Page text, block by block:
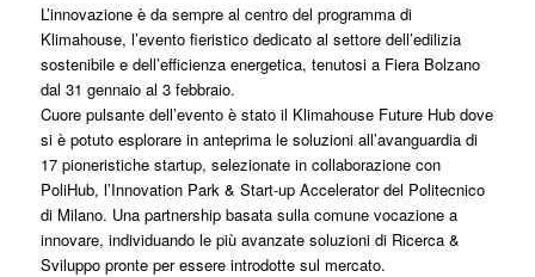
L’innovazione è da sempre al centro del programma di
Klimahouse, l’evento fieristico dedicato al settore dell’edilizia
sostenibile e dell’efficienza energetica, tenutosi a Fiera Bolzano
dal 31 gennaio al 3 febbraio.
Cuore pulsante dell’evento è stato il Klimahouse Future Hub dove
si è potuto esplorare in anteprima le soluzioni all’avanguardia di
17 pioneristiche startup, selezionate in collaborazione con
PoliHub, l’Innovation Park & Start-up Accelerator del Politecnico
di Milano. Una partnership basata sulla comune vocazione a
innovare, individuando le più avanzate soluzioni di Ricerca &
Sviluppo pronte per essere introdotte sul mercato.